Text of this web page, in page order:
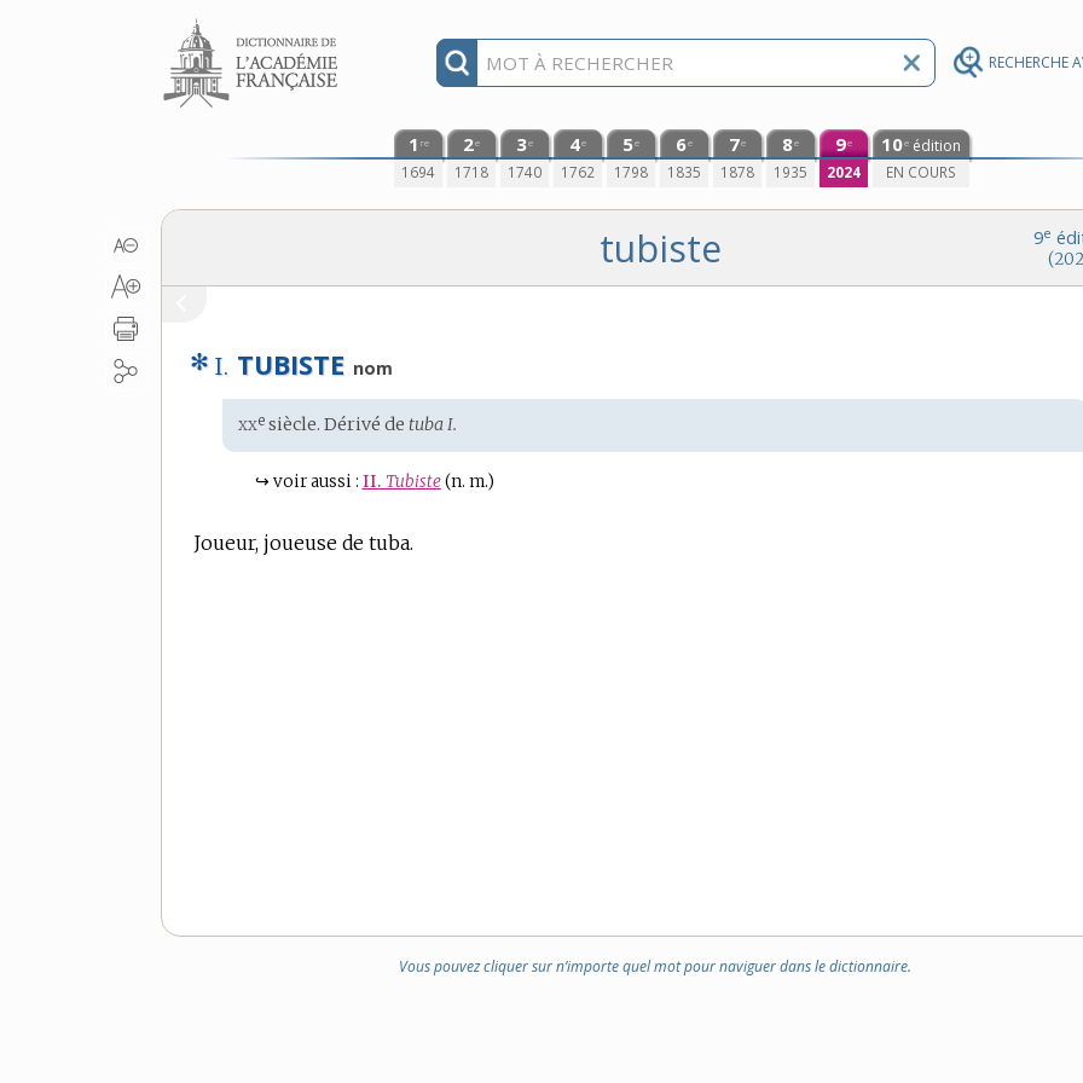
RECHERCHE
Aller au contenu
1 re
1694
2e
1718
3e
1740
4e
1762
5e
1798
6e
1835
7e
1878
8e
1935
9e
2024
10e édition
EN COURS
9e
tubiste
✻ I. TUBISTE nom
Étymologie
:
xxe siècle. Dérivé detuba I.
↪ voir aussi : II. Tubiste(n. m.)
Joueur, joueuse de tuba.
Vous pouvez cliquer sur n’importe quel mot pour naviguer dans le dictionnaire.